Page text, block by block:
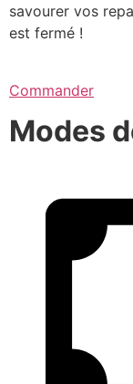
savourer vos
est fermé !
Commander
Modes